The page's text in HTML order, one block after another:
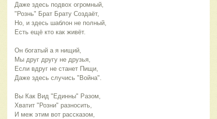
Даже здесь подвох огромный,
"Рознь" Брат Брату Создаёт,
Но, и здесь шаблон не полный,
Есть ещё кто как живёт.
Он богатый а я нищий,
Мы друг другу не друзья,
Если вдруг не станет Пищи,
Даже здесь случись "Война".
Вы Как Вид "Единны" Разом,
Хватит "Розни" разносить,
И меж этим вот рассказом,